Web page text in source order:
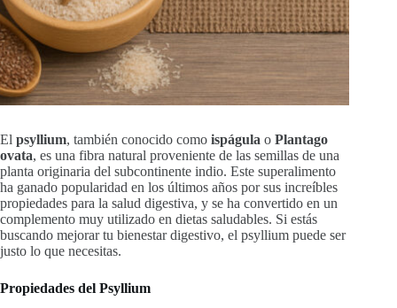
El psyllium, también conocido como ispágula o Plantago
ovata, es una fibra natural proveniente de las semillas de una
planta originaria del subcontinente indio. Este superalimento
ha ganado popularidad en los últimos años por sus increíbles
propiedades para la salud digestiva, y se ha convertido en un
complemento muy utilizado en dietas saludables. Si estás
buscando mejorar tu bienestar digestivo, el psyllium puede ser
justo lo que necesitas.
Propiedades del Psyllium